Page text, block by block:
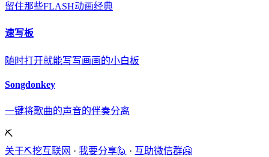
留住那些FLASH动画经典
速写板
随时打开就能写写画画的小白板
Songdonkey
一键将歌曲的声音的伴奏分离
⛏️
关于⛏️挖互联网 · 我要分享🙋 · 互助微信群🤗